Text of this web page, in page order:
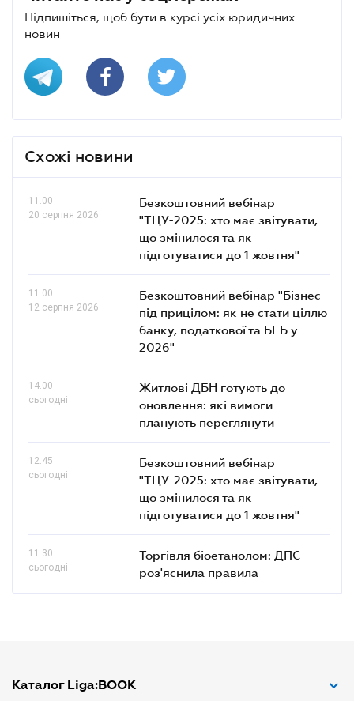
Підпишіться, щоб бути в курсі усіх юридичних
новин
Схожі новини
11.00
20 серпня 2026
Безкоштовний вебінар
"ТЦУ-2025: хто має звітувати,
що змінилося та як
підготуватися до 1 жовтня"
11.00
12 серпня 2026
Безкоштовний вебінар "Бізнес
під прицілом: як не стати ціллю
банку, податкової та БЕБ у
2026"
14.00
сьогодні
Житлові ДБН готують до
оновлення: які вимоги
планують переглянути
12.45
сьогодні
Безкоштовний вебінар
"ТЦУ-2025: хто має звітувати,
що змінилося та як
підготуватися до 1 жовтня"
11.30
сьогодні
Торгівля біоетанолом: ДПС
роз'яснила правила
Каталог Liga:BOOK